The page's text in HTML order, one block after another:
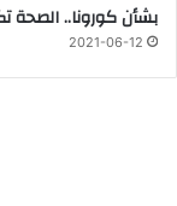
بشأن كورونا.. الصحة
2021-06-12